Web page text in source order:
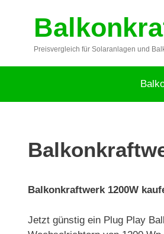
springen
Preisvergleich für Solaranlagen und
Balkonkraftwerk 1200W
Jetzt günstig ein Plug Play